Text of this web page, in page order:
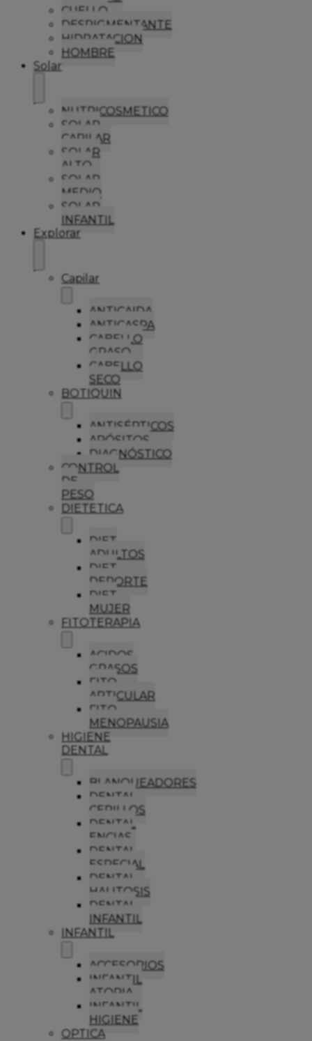
CUELLO
DESPIGMENTANTE
HIDRATACION
HOMBRE
Solar
NUTRICOSMETICO
SOLAR
CAPILAR
SOLAR
ALTO
SOLAR
MEDIO
SOLAR
INFANTIL
Explorar
Capilar
ANTICAIDA
ANTICASPA
CABELLO
GRASO
CABELLO
SECO
BOTIQUIN
ANTISÉPTICOS
APÓSITOS
DIAGNÓSTICO
CONTROL
DE
PESO
DIETETICA
DIET
ADULTOS
DIET
DEPORTE
DIET
MUJER
FITOTERAPIA
ACIDOS
GRASOS
FITO
ARTICULAR
FITO
MENOPAUSIA
HIGIENE
DENTAL
BLANQUEADORES
DENTAL
CEPILLOS
DENTAL
ENCIAS
DENTAL
ESPECIAL
DENTAL
HALITOSIS
DENTAL
INFANTIL
INFANTIL
ACCESORIOS
INFANTIL
ATOPIA
INFANTIL
HIGIENE
OPTICA